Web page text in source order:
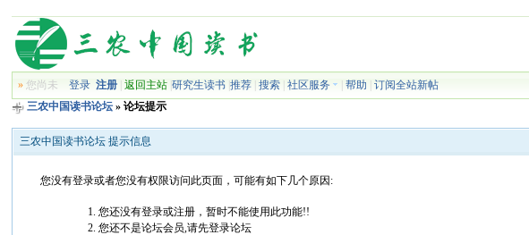
» 您尚未登录 注册 |返回主站 |研究生读书 |推荐 |搜索 |社区服务 |帮助 |订阅全站新帖
三农中国读书论坛 » 论坛提示
三农中国读书论坛 提示信息
您没有登录或者您没有权限访问此页面，可能有如下几个原因:
您还没有登录或注册，暂时不能使用此功能!!
您还不是论坛会员,请先登录论坛